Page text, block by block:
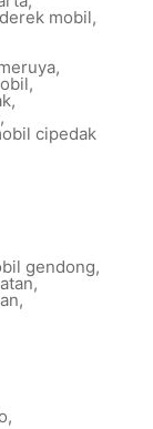
mobil,
,
,
,
,
cipedak
gendong,
,
,
,